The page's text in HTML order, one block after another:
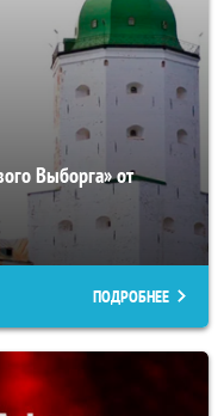
Выборга» от
ПОДРОБНЕЕ